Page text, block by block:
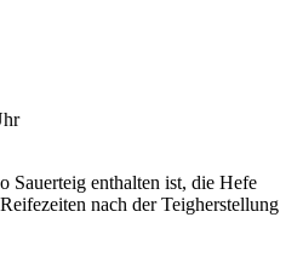
Sauerteig enthalten ist, die Hefe
nach der Teigherstellung